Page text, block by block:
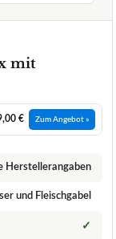
mit
€ Zum Angebot »
Herstellerangaben
und Fleischgabel
✓